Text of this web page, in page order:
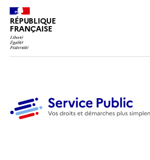
RÉPUBLIQUE
FRANÇAISE